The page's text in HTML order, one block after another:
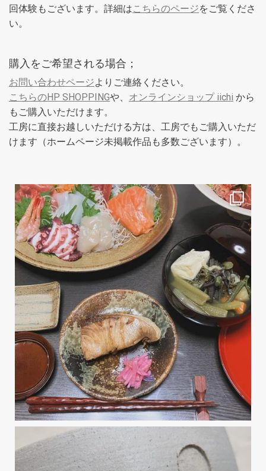
回体験もございます。詳細はこちらのページをご覧くださ
い。
購入をご希望される場合；
お問い合わせページよりご連絡ください。
こちらのHP SHOPPINGや、 オンラインショップ iichi から
もご購入いただけます。
工房に直接お越しいただける方は、工房でもご購入いただ
けます（ホームページ未掲載作品も多数ございます）。